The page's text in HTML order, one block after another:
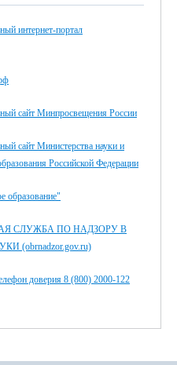
интернет-портал
сайт Минпросвещения России
сайт Министерства науки и
Российской Федерации
образование"
СЛУЖБА ПО НАДЗОРУ В
(obrnadzor.gov.ru)
доверия 8 (800) 2000-122